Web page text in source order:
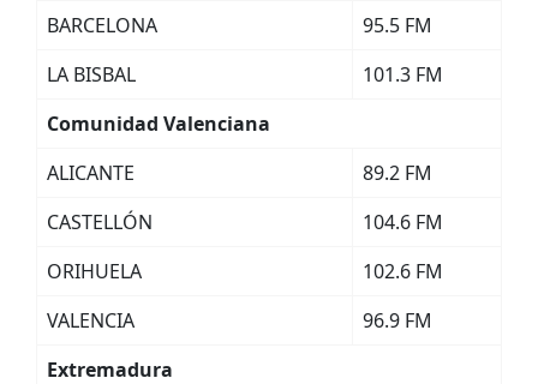
BARCELONA
95.5 FM
LA BISBAL
101.3 FM
Comunidad Valenciana
ALICANTE
89.2 FM
CASTELLÓN
104.6 FM
ORIHUELA
102.6 FM
VALENCIA
96.9 FM
Extremadura